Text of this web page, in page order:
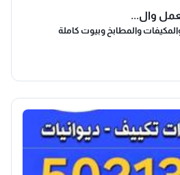
وال...
والمطابخ وبيوت كاملة